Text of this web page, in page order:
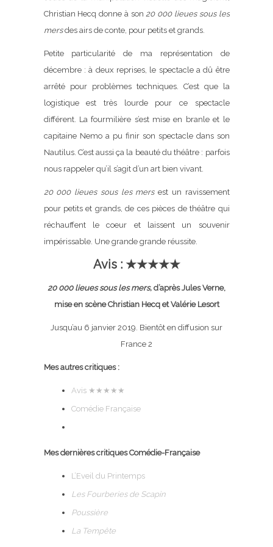
Christian Hecq donne à son 20 000 lieues sous les
mersdes airs de conte, pour petits et grands.
Petite particularité de ma représentation de
décembre : à deux reprises, le spectacle a dû être
arrêté pour problèmes techniques. C’est que la
logistique est très lourde pour ce spectacle
différent. La fourmilière s’est mise en branle et le
capitaine Nemo a pu finir son spectacle dans son
Nautilus. C’est aussi ça la beauté du théâtre : parfois
nous rappeler qu’il s’agit d’un art bien vivant.
20 000 lieues sous les mersest un ravissement
pour petits et grands, de ces pièces de théâtre qui
réchauffent le coeur et laissent un souvenir
impérissable. Une grande grande réussite.
Avis : ★★★★★
20 000 lieues sous les mers, d’après Jules Verne,
mise en scène Christian Hecq et Valérie Lesort
Jusqu’au 6 janvier 2019. Bientôt en diffusion sur
France 2
Mes autres critiques :
Avis ★★★★★
Comédie Française
Mes dernières critiques Comédie-Française
L’Eveil du Printemps
Les Fourberies de Scapin
Poussière
La Tempête